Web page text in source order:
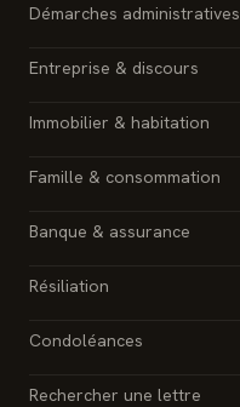
Démarches administratives
Entreprise & discours
Immobilier & habitation
Famille & consommation
Banque & assurance
Résiliation
Condoléances
Rechercher une lettre